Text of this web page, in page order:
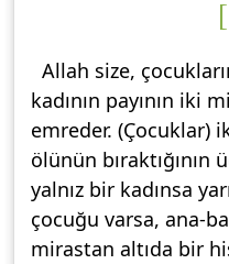
Allah size,
kadının payının iki
emreder. (Çocuklar)
ölünün bıraktığının
yalnız bir kadınsa
çocuğu varsa, ana-
mirastan altıda bir